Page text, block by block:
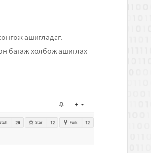
ашигладаг.
багаж холбож ашиглах